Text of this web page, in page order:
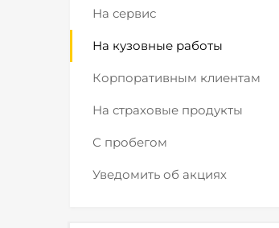
На сервис
На кузовные работы
Корпоративным клиентам
На страховые продукты
С пробегом
Уведомить об акциях